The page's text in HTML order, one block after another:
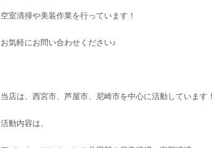
空室清掃や美装作業を行っています！
お気軽にお問い合わせください♪
当店は、西宮市、芦屋市、尼崎市を中心に活動しています！
活動内容は、